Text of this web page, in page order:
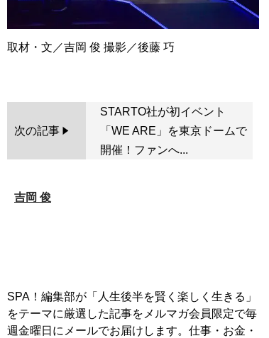
取材・文／吉岡 俊 撮影／後藤 巧
次の記事
STARTO社が初イベント
「WE ARE」を東京ドームで
開催！ファンへ...
吉岡 俊
SPA！編集部が「人生後半を賢く楽しく生きる」
をテーマに厳選した記事をメルマガ会員限定で毎
週金曜日にメールでお届けします。仕事・お金・